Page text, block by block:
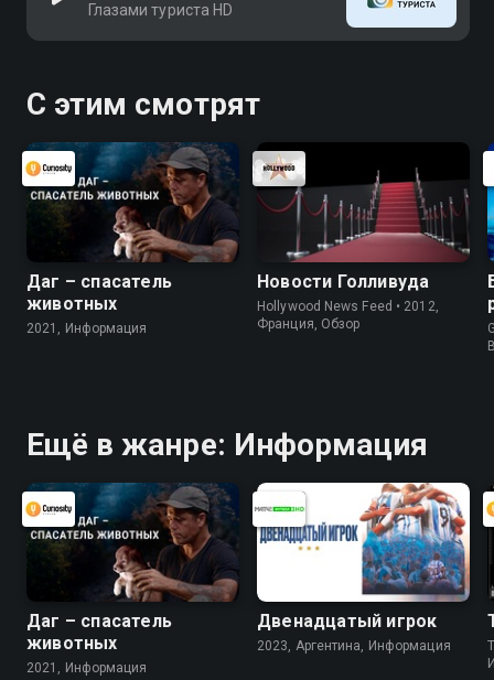
Глазами туриста HD
С этим смотрят
Даг – спасатель
животных
2021, Информация
Новости Голливуда
Hollywood News Feed • 2012,
Франция, Обзор
Ещё в жанре: Информация
Даг – спасатель
животных
2021, Информация
Двенадцатый игрок
2023, Аргентина, Информация